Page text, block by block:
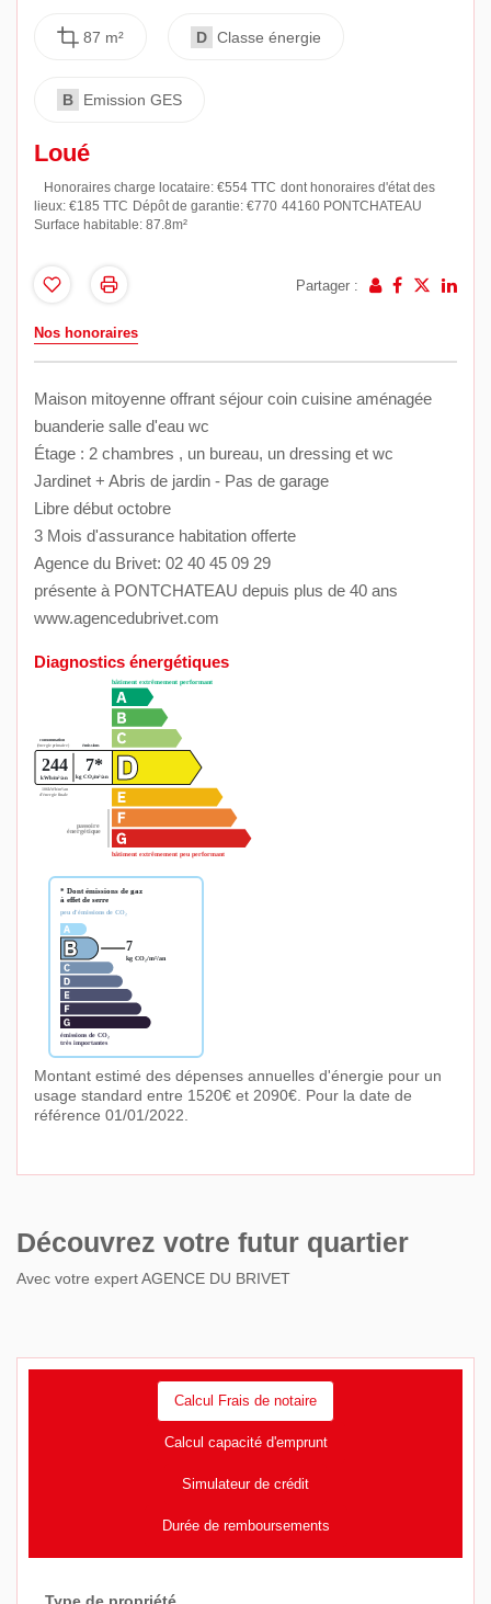
87 m² D Classe énergie
B Emission GES
Loué
Honoraires charge locataire: €554 TTC dont honoraires d'état des
lieux: €185 TTC Dépôt de garantie: €770 44160 PONTCHATEAU
Surface habitable: 87.8m²
Partager :
Nos honoraires
Maison mitoyenne offrant séjour coin cuisine aménagée
buanderie salle d'eau wc
Étage : 2 chambres , un bureau, un dressing et wc
Jardinet + Abris de jardin - Pas de garage
Libre début octobre
3 Mois d'assurance habitation offerte
Agence du Brivet: 02 40 45 09 29
présente à PONTCHATEAU depuis plus de 40 ans
www.agencedubrivet.com
Diagnostics énergétiques
Montant estimé des dépenses annuelles d'énergie pour un
usage standard entre 1520€ et 2090€. Pour la date de
référence 01/01/2022.
Découvrez votre futur quartier
Avec votre expert AGENCE DU BRIVET
Calcul Frais de notaire
Calcul capacité d'emprunt
Simulateur de crédit
Durée de remboursements